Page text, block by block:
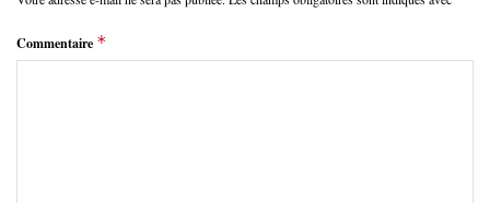
Commentaire *